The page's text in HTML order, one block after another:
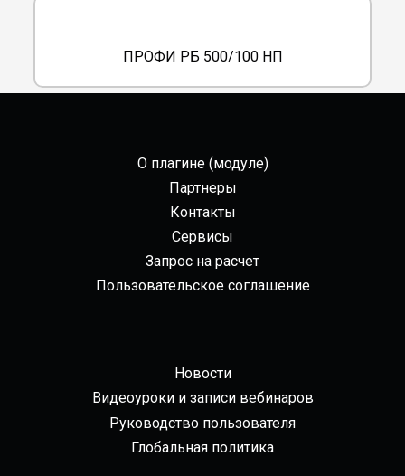
ПРОФИ РБ 500/100 НП
О плагине (модуле)
Партнеры
Контакты
Сервисы
Запрос на расчет
Пользовательское соглашение
Новости
Видеоуроки и записи вебинаров
Руководство пользователя
Глобальная политика